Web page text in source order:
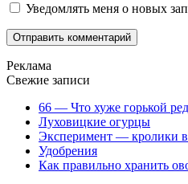
Уведомлять меня о новых
Реклама
Свежие записи
66 — Что хуже горькой
Луховицкие огурцы
Эксперимент — кролики
Удобрения
Как правильно хранить